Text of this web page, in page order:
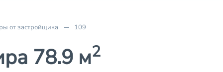
от застройщика 109
78.9 м2